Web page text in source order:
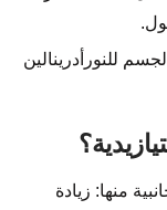
للنورأدرينالين
منها: زيادة